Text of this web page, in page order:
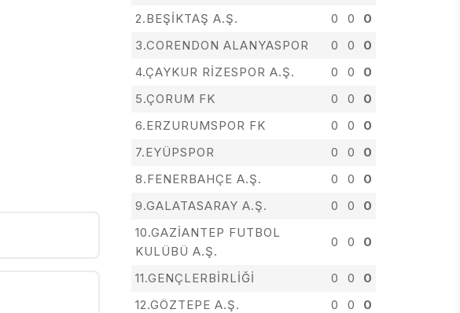
2.BEŞİKTAŞ A.Ş. 0 0
0
3.CORENDON ALANYASPOR
0 0
0
4.ÇAYKUR RİZESPOR A.Ş.
0 0
0
5.ÇORUM FK
0 0
0
6.ERZURUMSPOR FK
0 0
0
7.EYÜPSPOR
0 0
0
8.FENERBAHÇE A.Ş.
0 0
0
9.GALATASARAY A.Ş.
0 0
0
10.GAZİANTEP FUTBOL
KULÜBÜ A.Ş.
0 0 0
11.GENÇLERBİRLİĞİ 0 0
0
12.GÖZTEPE A.Ş.
0 0
0